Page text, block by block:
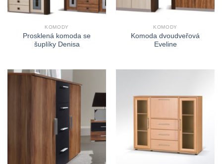
KOMODY
Prosklená komoda se
šuplíky Denisa
KOMODY
Komoda dvoudveřová
Eveline